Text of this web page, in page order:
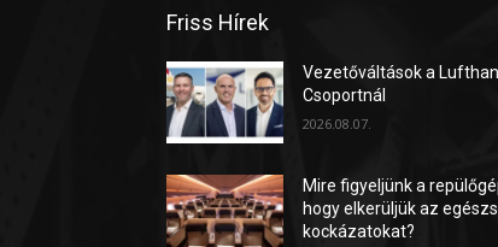
Friss Hírek
Vezetőváltások a
Csoportnál
2026.08.07.
Mire figyeljünk a
hogy elkerüljük az
kockázatokat?